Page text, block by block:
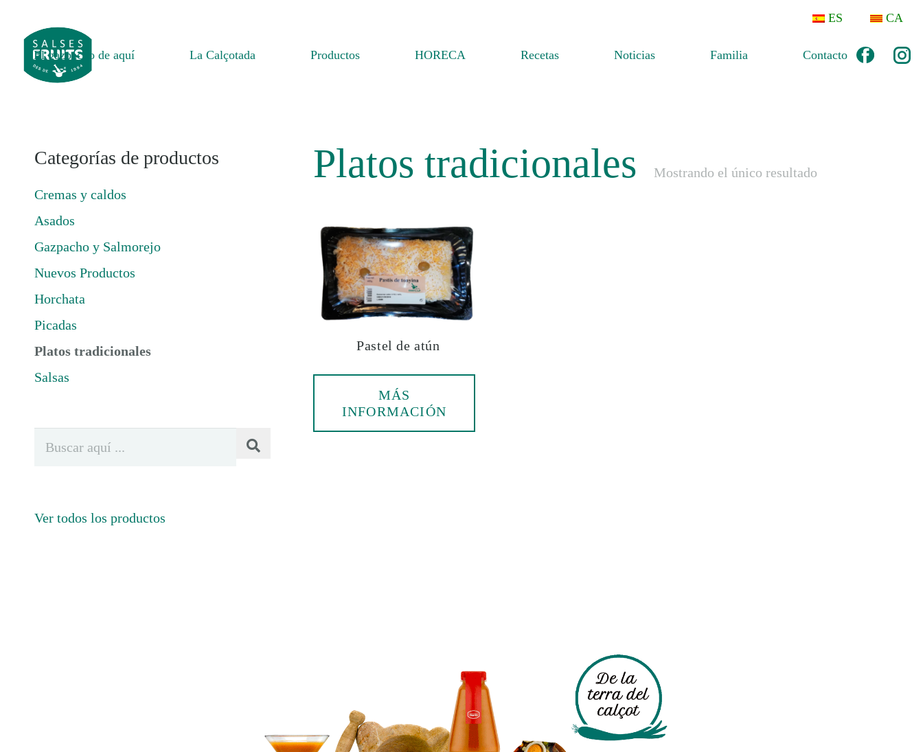
El gazpacho de aquí La Calçotada Productos HORECA Recetas Noticias Familia Contacto
Platos tradicionales Mostrando el único resultado
Pastel de atún
MÁS
INFORMACIÓN
Categorías de productos
Cremas y caldos
Asados
Gazpacho y Salmorejo
Nuevos Productos
Horchata
Picadas
Platos tradicionales
Salsas
Ver todos los productos
ES CA